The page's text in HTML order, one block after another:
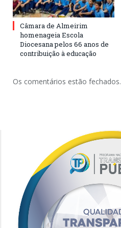
Câmara de Almeirim
homenageia Escola
Diocesana pelos 66 anos de
contribuição à educação
Os comentários estão fechados.